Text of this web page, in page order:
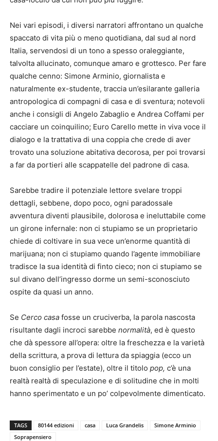
Nei vari episodi, i diversi narratori affrontano un qualche
spaccato di vita più o meno quotidiana, dal sud al nord
Italia, servendosi di un tono a spesso oraleggiante,
talvolta allucinato, comunque amaro e grottesco. Per fare
qualche cenno: Simone Arminio, giornalista e
naturalmente ex-studente, traccia un’esilarante galleria
antropologica di compagni di casa e di sventura; notevoli
anche i consigli di Angelo Zabaglio e Andrea Coffami per
cacciare un coinquilino; Euro Carello mette in viva voce il
dialogo e la trattativa di una coppia che crede di aver
trovato una soluzione abitativa decorosa, per poi trovarsi
a far da portieri alle scappatelle del padrone di casa.
Sarebbe tradire il potenziale lettore svelare troppi
dettagli, sebbene, dopo poco, ogni paradossale
avventura diventi plausibile, dolorosa e ineluttabile come
un girone infernale: non ci stupiamo se un proprietario
chiede di coltivare in sua vece un’enorme quantità di
marijuana; non ci stupiamo quando l’agente immobiliare
tradisce la sua identità di finto cieco; non ci stupiamo se
sul divano dell’ingresso dorme un semi-sconosciuto
ospite da quasi un anno.
Se Cerco casa fosse un cruciverba, la parola nascosta
risultante dagli incroci sarebbe normalità, ed è questo
che dà spessore all’opera: oltre la freschezza e la varietà
della scrittura, a prova di lettura da spiaggia (ecco un
buon consiglio per l’estate), oltre il titolo pop, c’è una
realtà realtà di speculazione e di solitudine che in molti
hanno sperimentato e un po’ colpevolmente dimenticato.
TAGS 80144 edizioni casa Luca Grandelis
Simone Arminio
Soprapensiero